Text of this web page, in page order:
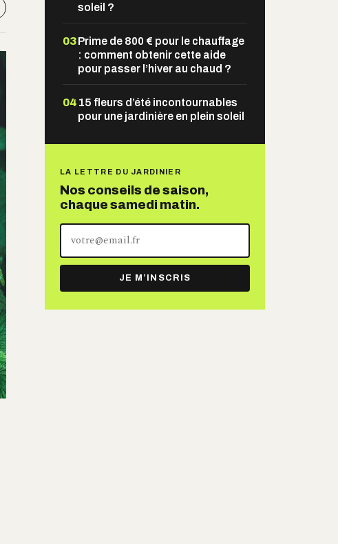
soleil ?
03Prime de 800 € pour le chauffage
: comment obtenir cette aide
pour passer l’hiver au chaud ?
04 15 fleurs d’été incontournables
pour une jardinière en plein soleil
LA LETTRE DU JARDINIER
Nos conseils de saison,
chaque samedi matin.
adresse
mail
JE M’INSCRIS